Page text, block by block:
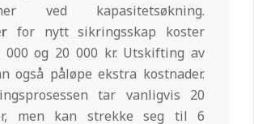
ved kapasitetsøkning.
for nytt sikringsskap koster
000 og 20 000 kr. Utskifting av
også påløpe ekstra kostnader.
tar vanligvis 20
men kan strekke seg til 6